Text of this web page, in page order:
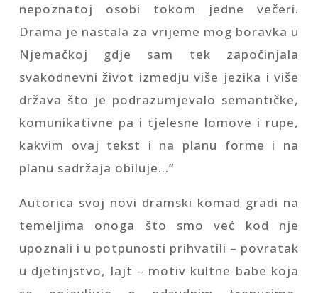
nepoznatoj osobi tokom jedne večeri.
Drama je nastala za vrijeme mog boravka u
Njemačkoj gdje sam tek započinjala
svakodnevni život izmedju više jezika i više
država što je podrazumjevalo semantičke,
komunikativne pa i tjelesne lomove i rupe,
kakvim ovaj tekst i na planu forme i na
planu sadržaja obiluje…“
Autorica svoj novi dramski komad gradi na
temeljima onoga što smo već kod nje
upoznali i u potpunosti prihvatili – povratak
u djetinjstvo, lajt – motiv kultne babe koja